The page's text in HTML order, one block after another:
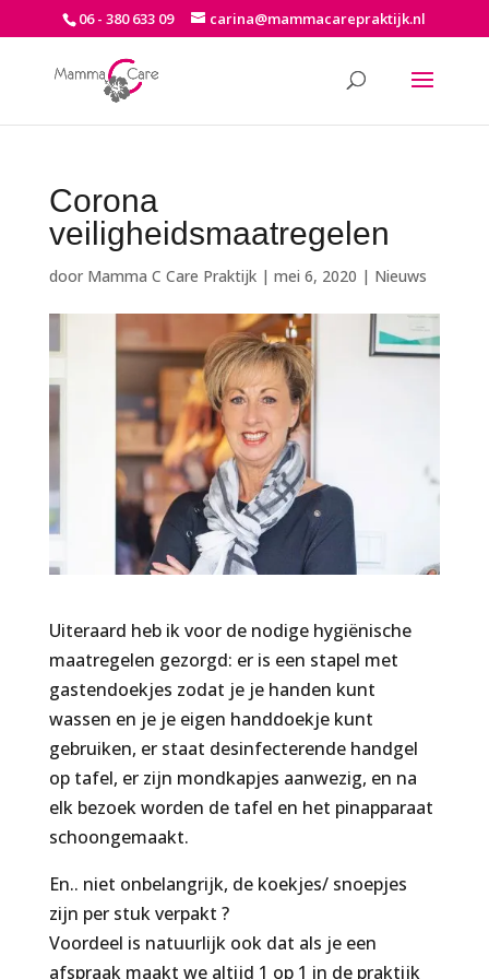
06 - 380 633 09 carina@mammacarepraktijk.nl
Corona
veiligheidsmaatregelen
door Mamma C Care Praktijk| mei 6, 2020 | Nieuws
Uiteraard heb ik voor de nodige hygiënische
maatregelen gezorgd: er is een stapel met
gastendoekjes zodat je je handen kunt
wassen en je je eigen handdoekje kunt
gebruiken, er staat desinfecterende handgel
op tafel, er zijn mondkapjes aanwezig, en na
elk bezoek worden de tafel en het pinapparaat
schoongemaakt.
En.. niet onbelangrijk, de koekjes/ snoepjes
zijn per stuk verpakt ?
Voordeel is natuurlijk ook dat als je een
afspraak maakt we altijd 1 op 1 in de praktijk